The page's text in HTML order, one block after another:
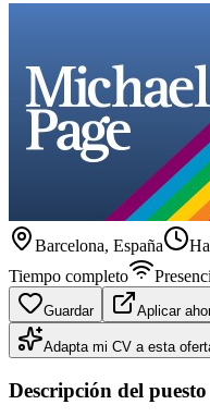
Barcelona, España
Tiempo completo
Guardar Aplicar
Adapta mi CV a esta
Descripción del puesto